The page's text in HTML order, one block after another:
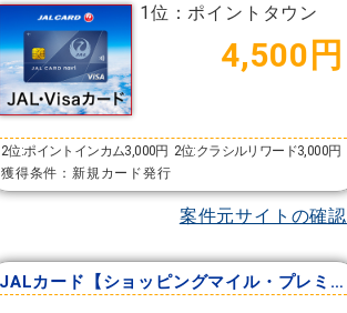
1位：ポイントタウン
4,500円
2位:ポイントインカム3,000円 2位:クラシルリワード3,000円
獲得条件：新規カード発行
案件元サイトの確認
JALカード【ショッピングマイル・プレミアム付帯】